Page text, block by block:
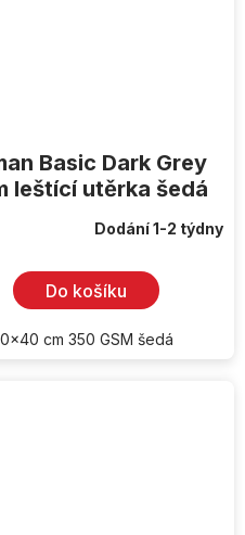
Basic Dark Grey
leštící utěrka šedá
Dodání 1-2 týdny
Do košíku
cm 350 GSM šedá